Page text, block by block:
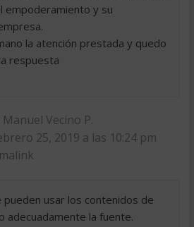
empoderamiento y su
la atención prestada y quedo
respuesta
Manuel Vecino P.
25, 2019 a las 10:24 pm
pueden usar los contenidos de
adecuadamente la fuente.